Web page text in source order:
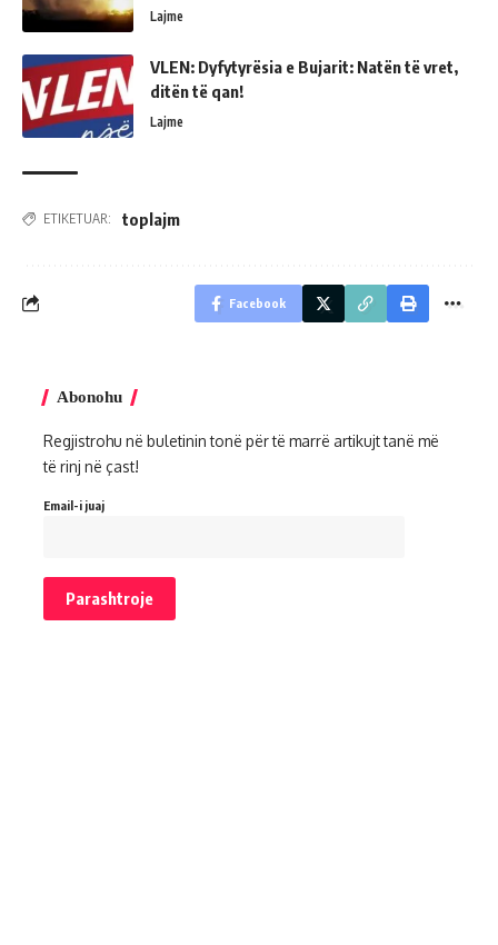
Lajme
VLEN: Dyfytyrësia e Bujarit: Natën të vret,
ditën të qan!
Lajme
ETIKETUAR: toplajm
Facebook
Abonohu
Regjistrohu në buletinin tonë për të marrë artikujt tanë më
të rinj në çast!
Email-i juaj